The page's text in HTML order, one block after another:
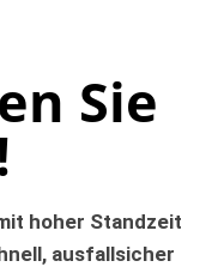
Sie
hoher Standzeit
ausfallsicher